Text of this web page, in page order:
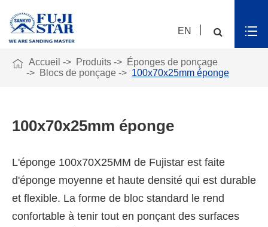
EN
 Accueil Produits
Éponges de ponçage
Blocs de ponçage
100x70x25mm éponge
100x70x25mm éponge
L'éponge 100x70X25MM de Fujistar est faite
d'éponge moyenne et haute densité qui est durable
et flexible. La forme de bloc standard le rend
confortable à tenir tout en ponçant des surfaces